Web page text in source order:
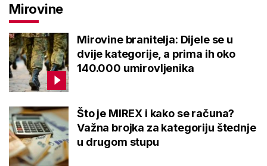
Mirovine
Mirovine branitelja: Dijele se u
dvije kategorije, a prima ih oko
140.000 umirovljenika
Što je MIREX i kako se računa?
Važna brojka za kategoriju štednje
u drugom stupu